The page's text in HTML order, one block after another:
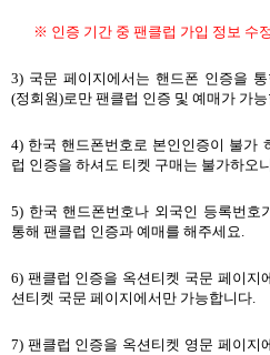
※ 인증 기간 중 팬클럽 가입 정보 수
3) 국문 페이지에서는 핸드폰 인증을
(정회원)로만 팬클럽 인증 및 예매가 가
4) 한국 핸드폰번호로 본인인증이 불가
럽 인증을 하셔도 티켓 구매는 불가하오
5) 한국 핸드폰번호나 외국인 등록번호
통해 팬클럽 인증과 예매를 해주세요.
6) 팬클럽 인증을 옥션티켓 국문 페이지
션티켓 국문 페이지에서만 가능합니다.
7) 팬클럽 인증을 옥션티켓 영문 페이지